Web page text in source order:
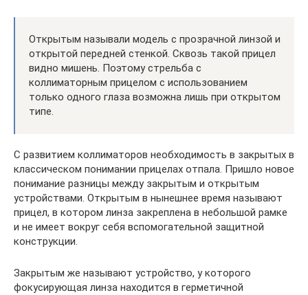
Открытым называли модель с прозрачной линзой и
открытой передней стенкой. Сквозь такой прицел
видно мишень. Поэтому стрельба с
коллиматорным прицелом с использованием
только одного глаза возможна лишь при открытом
типе.
С развитием коллиматоров необходимость в закрытых в
классическом понимании прицелах отпала. Пришло новое
понимание разницы между закрытым и открытым
устройствами. Открытым в нынешнее время называют
прицел, в котором линза закреплена в небольшой рамке
и не имеет вокруг себя вспомогательной защитной
конструкции.
Закрытым же называют устройство, у которого
фокусирующая линза находится в герметичной